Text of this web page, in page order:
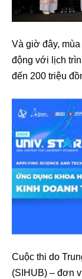
Và giờ đây,
động với lịch
đến 200 triệu
Cuộc thi do
(SIHUB) – đơn